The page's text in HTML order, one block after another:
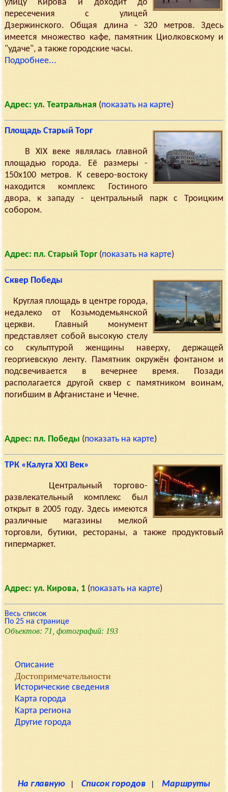
улицу Кирова и доходит до
пересечения с улицей
Дзержинского. Общая длина - 320 метров. Здесь
имеется множество кафе, памятник Циолковскому и
"удаче", а также городские часы.
Подробнее...
Адрес: ул. Театральная (показать на карте)
Площадь Старый Торг
В XIX веке являлась главной
площадью города. Её размеры -
150х100 метров. К северо-востоку
находится комплекс Гостиного
двора, к западу - центральный парк с Троицким
собором.
Адрес: пл. Старый Торг(показать на карте)
Сквер Победы
Круглая площадь в центре города,
недалеко от Козьмодемьянской
церкви. Главный монумент
представляет собой высокую стелу
со скульптурой женщины наверху, держащей
георгиевскую ленту. Памятник окружён фонтаном и
подсвечивается в вечернее время. Позади
располагается другой сквер с памятником воинам,
погибшим в Афганистане и Чечне.
Адрес: пл. Победы (показать на карте)
ТРК «Калуга XXI Век»
Центральный торгово-
развлекательный комплекс был
открыт в 2005 году. Здесь имеются
различные магазины мелкой
торговли, бутики, рестораны, а также продуктовый
гипермаркет.
Адрес: ул. Кирова, 1(показать на карте)
Весь список
По 25 на странице
Объектов: 71, фотографий: 193
Описание
Достопримечательности
Исторические сведения
Карта города
Карта региона
Другие города
На главную | Список городов | Маршруты